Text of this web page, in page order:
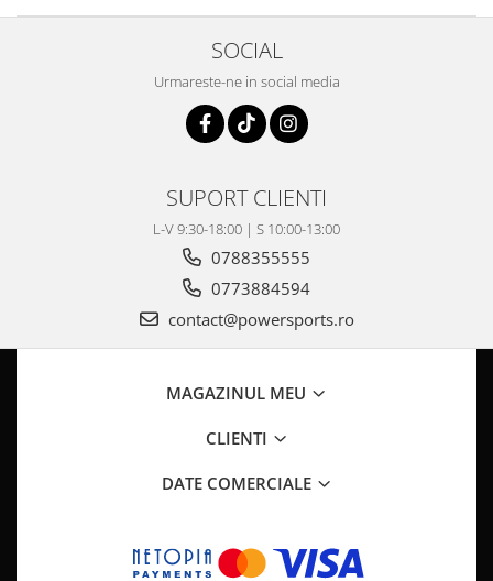
SOCIAL
Urmareste-ne in social media
SUPORT CLIENTI
L-V 9:30-18:00 | S 10:00-13:00
0788355555
0773884594
contact@powersports.ro
MAGAZINUL MEU
CLIENTI
DATE COMERCIALE